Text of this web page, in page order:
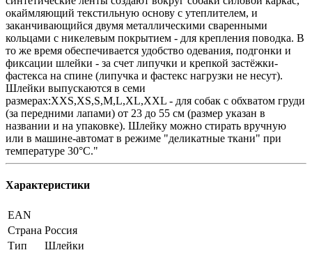
окаймляющий текстильную основу с утеплителем, и
заканчивающийся двумя металлическими сваренными
кольцами с никелевым покрытием - для крепления поводка. В
то же время обеспечивается удобство одевания, подгонки и
фиксации шлейки - за счет липучки и крепкой застёжки-
фастекса на спине (липучка и фастекс нагрузки не несут).
Шлейки выпускаются в семи
размерах:XXS,XS,S,M,L,XL,XXL - для собак с обхватом груди
(за передними лапами) от 23 до 55 см (размер указан в
названии и на упаковке). Шлейку можно стирать вручную
или в машине-автомат в режиме "деликатные ткани" при
температуре 30°С."
Характеристики
EAN
Страна Россия
Тип
Шлейки